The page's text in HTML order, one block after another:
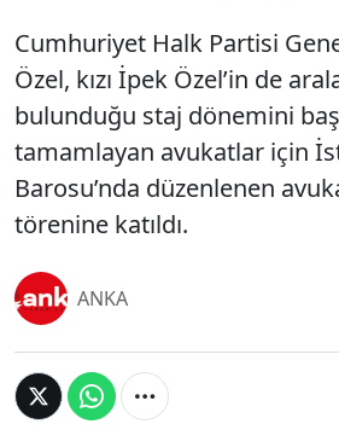
Cumhuriyet Halk Partisi
Özel, kızı İpek Özel’in de
bulunduğu staj dönemini
tamamlayan avukatlar için
Barosu’nda düzenlenen
törenine katıldı.
ANKA